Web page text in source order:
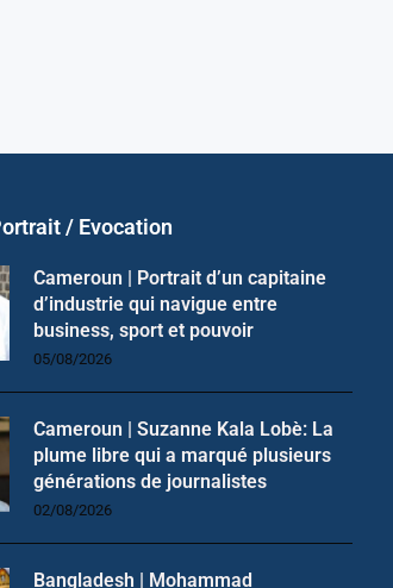
/ Evocation
Cameroun | Portrait d’un capitaine
d’industrie qui navigue entre
business, sport et pouvoir
05/08/2026
Cameroun | Suzanne Kala Lobè: La
plume libre qui a marqué plusieurs
générations de journalistes
02/08/2026
Bangladesh | Mohammad